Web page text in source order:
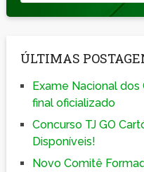
ÚLTIMAS
Exame Nacional dos
final oficializado
Concurso TJ GO
Disponíveis!
Novo Comitê